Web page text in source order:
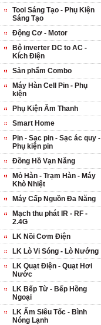
Tool Sáng Tạo - Phụ Kiện
Sáng Tạo
Động Cơ - Motor
Bộ inverter DC to AC -
Kích Điện
Sản phẩm Combo
Máy Hàn Cell Pin - Phụ
kiện
Phụ Kiện Âm Thanh
Smart Home
Pin - Sạc pin - Sạc ác quy -
Phụ kiện pin
Đồng Hồ Vạn Năng
Mỏ Hàn - Trạm Hàn - Máy
Khò Nhiệt
Máy Cấp Nguồn Đa Năng
Mạch thu phát IR - RF -
2.4G
LK Nồi Cơm Điện
LK Lò Vi Sóng - Lò Nướng
LK Quạt Điện - Quạt Hơi
Nước
LK Bếp Từ - Bếp Hồng
Ngoại
LK Ấm Siêu Tốc - Bình
Nóng Lạnh